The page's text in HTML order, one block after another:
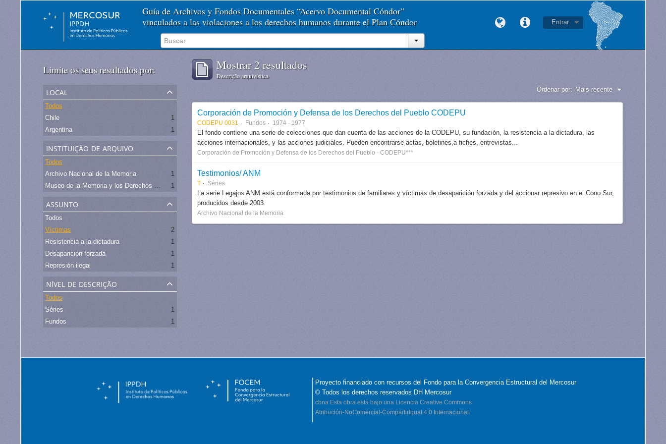
Guía de Archivos y Fondos Documentales “Acervo Documental Cóndor”
vinculados a las violaciones a los derechos humanos durante el Plan Cóndor
Entrar
Limite os seus resultados por:
local
Todos
Chile
1
Argentina
1
instituição de arquivo
Todos
Archivo Nacional de la Memoria
1
Museo de la Memoria y los Derechos Humanos - Chile
1
assunto
Todos
Víctimas
2
Resistencia a la dictadura
1
Desaparición forzada
1
Represión ilegal
1
nível de descrição
Todos
Séries
1
Fundos
1
Mostrar 2 resultados
Descrição arquivística
Ordenar por: Mais recente
Corporación de Promoción y Defensa de los Derechos del Pueblo CODEPU
CODEPU 0031 Fundos 1974 - 1977
El fondo contiene una serie de colecciones que dan cuenta de las acciones de la CODEPU, su fundación, la resistencia a la dictadura, las
acciones internacionales, y las acciones judiciales. Pueden encontrarse actas, boletines,a fiches, entrevistas...
Corporación de Promoción y Defensa de los Derechos del Pueblo - CODEPU***
Testimonios/ ANM
T Séries
La serie Legajos ANM está conformada por testimonios de familiares y víctimas de desaparición forzada y del accionar represivo en el Cono Sur,
producidos desde 2003.
Archivo Nacional de la Memoria
Proyecto financiado con recursos del Fondo para la Convergencia Estructural del Mercosur
© Todos los derechos reservados DH Mercosur
cbna Esta obra está bajo una Licencia Creative Commons
Atribución-NoComercial-CompartirIgual 4.0 Internacional.